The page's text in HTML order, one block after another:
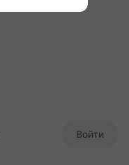
Войти